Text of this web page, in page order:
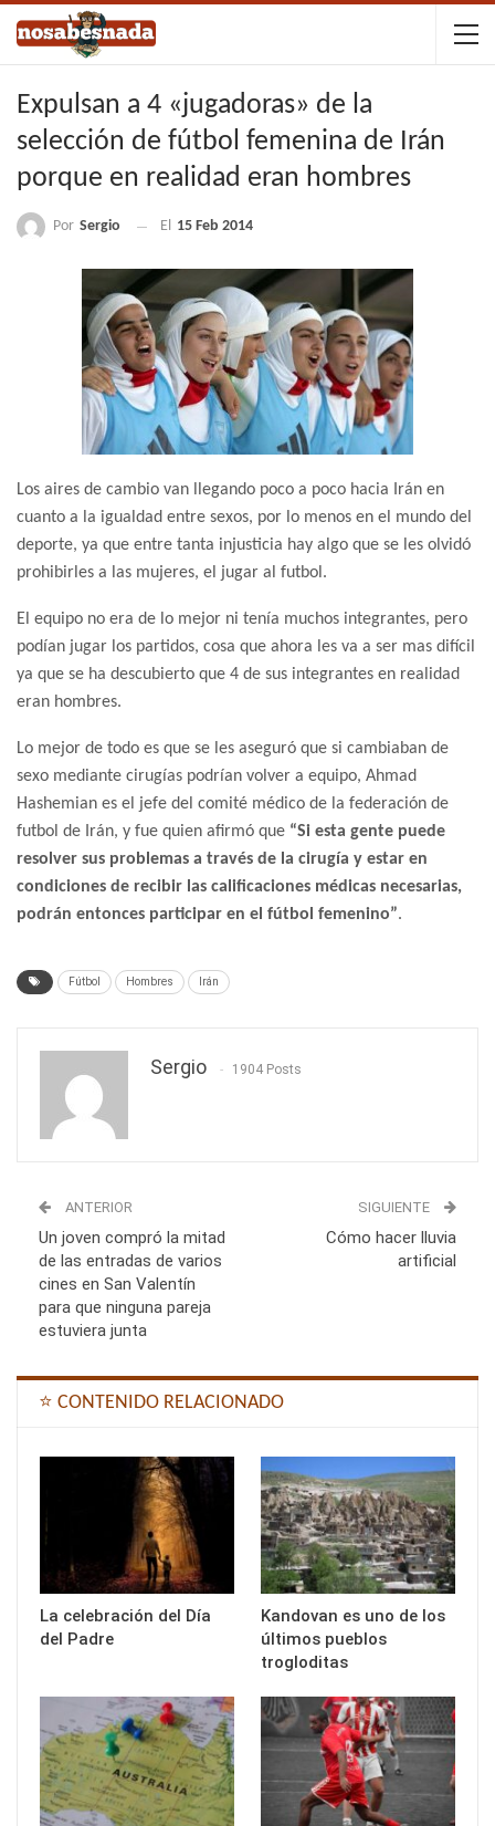
Expulsan a 4 «jugadoras» de la
selección de fútbol femenina de Irán
porque en realidad eran hombres
Por Sergio El 15 Feb 2014
Los aires de cambio van llegando poco a poco hacia Irán en
cuanto a la igualdad entre sexos, por lo menos en el mundo del
deporte, ya que entre tanta injusticia hay algo que se les olvidó
prohibirles a las mujeres, el jugar al futbol.
El equipo no era de lo mejor ni tenía muchos integrantes, pero
podían jugar los partidos, cosa que ahora les va a ser mas difícil
ya que se ha descubierto que 4 de sus integrantes en realidad
eran hombres.
Lo mejor de todo es que se les aseguró que si cambiaban de
sexo mediante cirugías podrían volver a equipo, Ahmad
Hashemian es el jefe del comité médico de la federación de
futbol de Irán, y fue quien afirmó que “Si esta gente puede
resolver sus problemas a través de la cirugía y estar en
condiciones de recibir las calificaciones médicas necesarias,
podrán entonces participar en el fútbol femenino”.
Fútbol Hombres Irán
Sergio 1904 Posts
ANTERIOR
Un joven compró la mitad
de las entradas de varios
cines en San Valentín
para que ninguna pareja
estuviera junta
SIGUIENTE
Cómo hacer lluvia
artificial
⭐ CONTENIDO RELACIONADO
La celebración del Día
del Padre
Kandovan es uno de los
últimos pueblos
trogloditas